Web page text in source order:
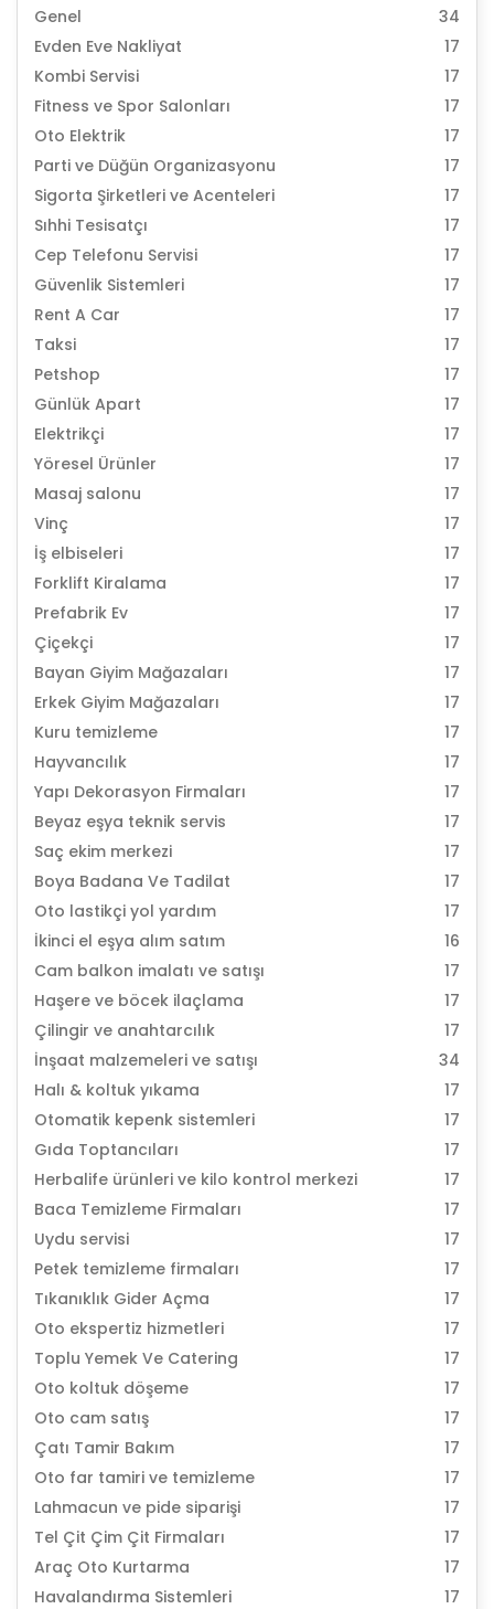
Genel
34
Evden Eve Nakliyat
17
Kombi Servisi
17
Fitness ve Spor Salonları
17
Oto Elektrik
17
Parti ve Düğün Organizasyonu
17
Sigorta Şirketleri ve Acenteleri
17
Sıhhi Tesisatçı
17
Cep Telefonu Servisi
17
Güvenlik Sistemleri
17
Rent A Car
17
Taksi
17
Petshop
17
Günlük Apart
17
Elektrikçi
17
Yöresel Ürünler
17
Masaj salonu
17
Vinç
17
İş elbiseleri
17
Forklift Kiralama
17
Prefabrik Ev
17
Çiçekçi
17
Bayan Giyim Mağazaları
17
Erkek Giyim Mağazaları
17
Kuru temizleme
17
Hayvancılık
17
Yapı Dekorasyon Firmaları
17
Beyaz eşya teknik servis
17
Saç ekim merkezi
17
Boya Badana Ve Tadilat
17
Oto lastikçi yol yardım
17
İkinci el eşya alım satım
16
Cam balkon imalatı ve satışı
17
Haşere ve böcek ilaçlama
17
Çilingir ve anahtarcılık
17
İnşaat malzemeleri ve satışı
34
Halı & koltuk yıkama
17
Otomatik kepenk sistemleri
17
Gıda Toptancıları
17
Herbalife ürünleri ve kilo kontrol merkezi
17
Baca Temizleme Firmaları
17
Uydu servisi
17
Petek temizleme firmaları
17
Tıkanıklık Gider Açma
17
Oto ekspertiz hizmetleri
17
Toplu Yemek Ve Catering
17
Oto koltuk döşeme
17
Oto cam satış
17
Çatı Tamir Bakım
17
Oto far tamiri ve temizleme
17
Lahmacun ve pide siparişi
17
Tel Çit Çim Çit Firmaları
17
Araç Oto Kurtarma
17
Havalandırma Sistemleri
17